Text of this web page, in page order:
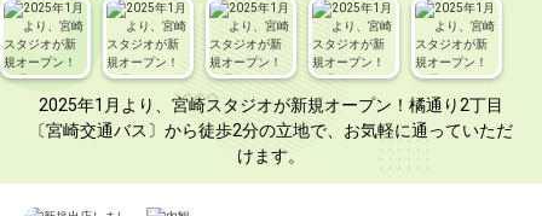
2025年1月より、宮崎スタジオが新規オープン！橘通り2丁目
〔宮崎交通バス〕から徒歩2分の立地で、お気軽に通っていただ
けます。